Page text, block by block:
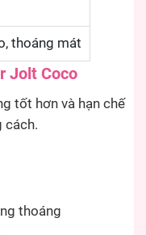
thoáng mát
Jolt Coco
tốt hơn và hạn chế
cách.
thoáng